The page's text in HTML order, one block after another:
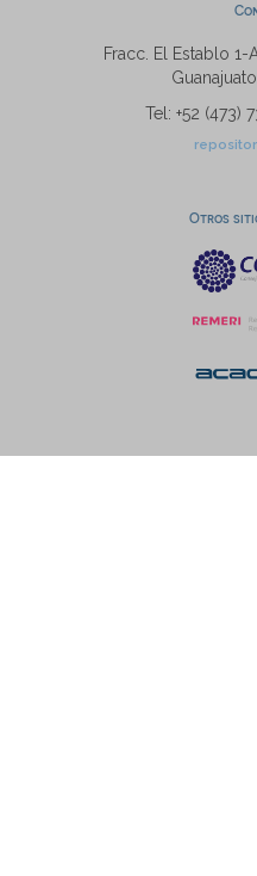
Fracc. El Establo 1-
Tel: +52 (473)
Otros